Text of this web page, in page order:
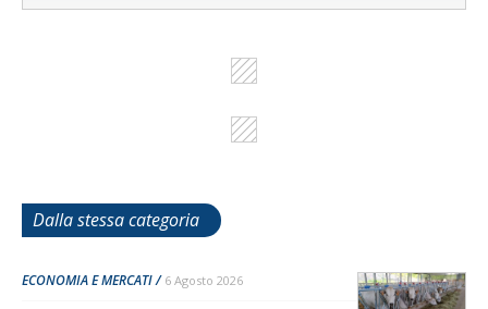
Dalla stessa categoria
ECONOMIA E MERCATI 6 Agosto 2026